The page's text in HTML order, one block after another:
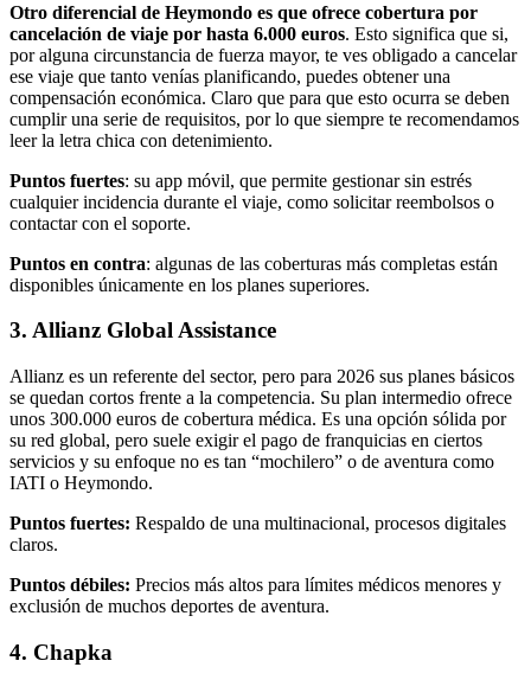
Otro diferencial de Heymondo es que ofrece cobertura por
cancelación de viaje por hasta 6.000 euros. Esto significa que si,
por alguna circunstancia de fuerza mayor, te ves obligado a cancelar
ese viaje que tanto venías planificando, puedes obtener una
compensación económica. Claro que para que esto ocurra se deben
cumplir una serie de requisitos, por lo que siempre te recomendamos
leer la letra chica con detenimiento.
Puntos fuertes: su app móvil, que permite gestionar sin estrés
cualquier incidencia durante el viaje, como solicitar reembolsos o
contactar con el soporte.
Puntos en contra: algunas de las coberturas más completas están
disponibles únicamente en los planes superiores.
3. Allianz Global Assistance
Allianz es un referente del sector, pero para 2026 sus planes básicos
se quedan cortos frente a la competencia. Su plan intermedio ofrece
unos 300.000 euros de cobertura médica. Es una opción sólida por
su red global, pero suele exigir el pago de franquicias en ciertos
servicios y su enfoque no es tan “mochilero” o de aventura como
IATI o Heymondo.
Puntos fuertes: Respaldo de una multinacional, procesos digitales
claros.
Puntos débiles: Precios más altos para límites médicos menores y
exclusión de muchos deportes de aventura.
4. Chapka